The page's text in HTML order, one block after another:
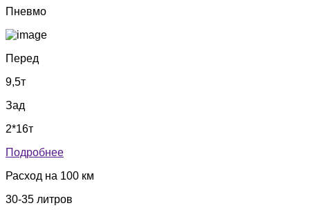
Пневмо
Перед
9,5т
Зад
2*16т
Подробнее
Расход на 100 км
30-35 литров